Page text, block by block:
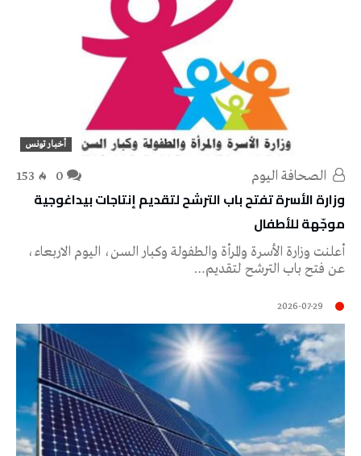
أخبار تونس
153
وزارة الأسرة تفتح باب الترشح لتقديم إنتاجات بيداغوجية
موجّهة للأطفال
أعلنت وزارة الأسرة والمرأة والطفولة وكبار السن، اليوم الاربعاء،
عن فتح باب الترشح لتقديم…
2026-07-29